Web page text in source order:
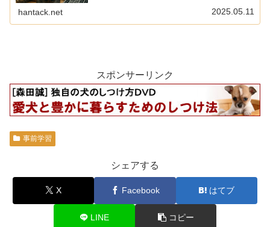
hantack.net 2025.05.11
スポンサーリンク
事前学習
シェアする
X Facebook はてブ
LINE コピー